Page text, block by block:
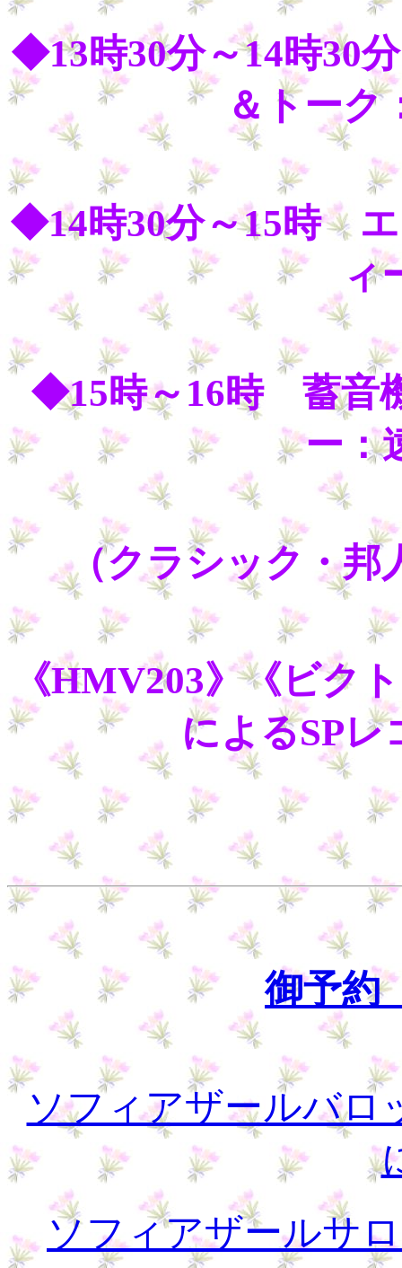
◆13時30分～14時30
＆トーク
◆14時30分～15時 エ
ィ
◆15時～16時 蓄音
ー：
（クラシック・邦
《HMV203》《ビク
によるSP
御予
ソフィアザールバ
ソフィアザールサ